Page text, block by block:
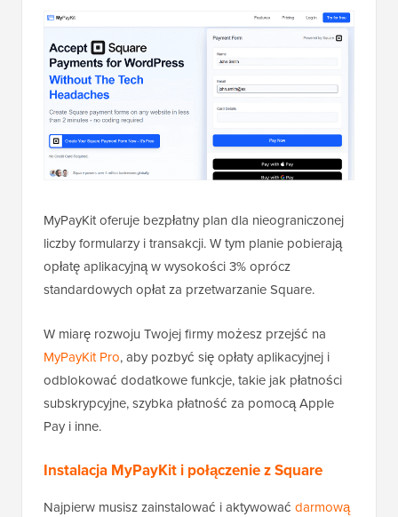
MyPayKit oferuje bezpłatny plan dla nieograniczonej
liczby formularzy i transakcji. W tym planie pobierają
opłatę aplikacyjną w wysokości 3% oprócz
standardowych opłat za przetwarzanie Square.
W miarę rozwoju Twojej firmy możesz przejść na
MyPayKit Pro, aby pozbyć się opłaty aplikacyjnej i
odblokować dodatkowe funkcje, takie jak płatności
subskrypcyjne, szybka płatność za pomocą Apple
Pay i inne.
Instalacja MyPayKit i połączenie z Square
Najpierw musisz zainstalować i aktywować darmową